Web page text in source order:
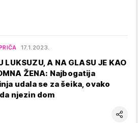
17.1.2023.
LUKSUZU, A NA GLASU JE KAO
ŽENA: Najbogatija
udala se za šeika, ovako
njezin dom